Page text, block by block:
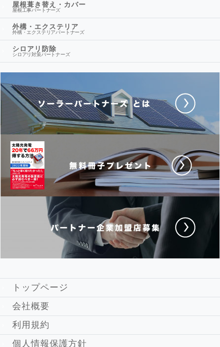
トップページ
会社概要
利用規約
個人情報保護方針
屋根葺き替え・カバー
屋根工事パートナーズ
外構・エクステリア
外構・エクステリアパートナーズ
シロアリ防除
シロアリ対策パートナーズ